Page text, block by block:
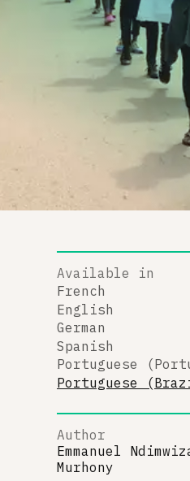
Available in
French
English
German
Spanish
Portuguese
Portuguese
Author
Emmanuel
Murhony